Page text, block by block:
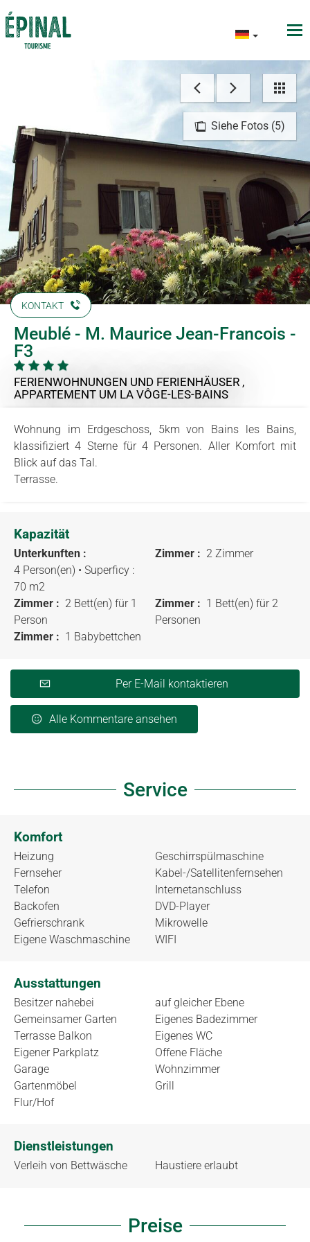
Siehe Fotos (5)
KONTAKT
Meublé - M. Maurice Jean-Francois -
F3
FERIENWOHNUNGEN UND FERIENHÄUSER ,
APPARTEMENT UM LA VÔGE-LES-BAINS
Wohnung im Erdgeschoss, 5km von Bains les Bains,
klassifiziert 4 Sterne für 4 Personen. Aller Komfort mit
Blick auf das Tal.
Terrasse.
Kapazität
Unterkunften :
4 Person(en) • Superficy :
70 m2
Zimmer : 2 Zimmer
Zimmer : 2 Bett(en) für 1
Person
Zimmer : 1 Bett(en) für 2
Personen
Zimmer : 1 Babybettchen
Per E-Mail kontaktieren
Alle Kommentare ansehen
Service
Komfort
Heizung
Fernseher
Telefon
Backofen
Gefrierschrank
Eigene Waschmaschine
Geschirrspülmaschine
Kabel-/Satellitenfernsehen
Internetanschluss
DVD-Player
Mikrowelle
WIFI
Ausstattungen
Besitzer nahebei
Gemeinsamer Garten
Terrasse Balkon
Eigener Parkplatz
Garage
Gartenmöbel
Flur/Hof
auf gleicher Ebene
Eigenes Badezimmer
Eigenes WC
Offene Fläche
Wohnzimmer
Grill
Dienstleistungen
Verleih von Bettwäsche Haustiere erlaubt
Preise